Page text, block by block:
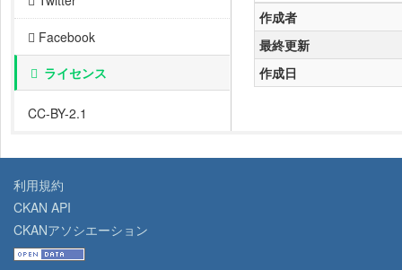
Facebook
ライセンス
CC-BY-2.1
作成者
最終更新
作成日
利用規約
CKAN API
CKANアソシエーション